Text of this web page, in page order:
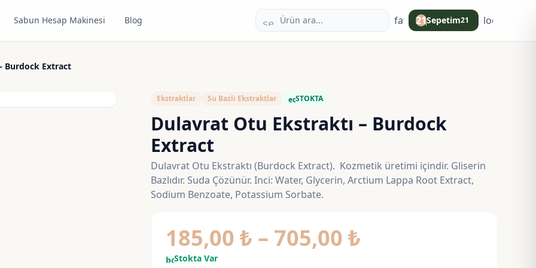
Sabun Hesap Makinesi Blog search favoriteshopping_bag
Sepetim21
21 login
Burdock Extract
Ekstraktlar Su Bazlı Ekstraktlar ecoSTOKTA
Dulavrat Otu Ekstraktı – Burdock
Extract
Dulavrat Otu Ekstraktı (Burdock Extract). Kozmetik üretimi içindir. Gliserin
Bazlıdır. Suda Çözünür. Inci: Water, Glycerin, Arctium Lappa Root Extract,
Sodium Benzoate, Potassium Sorbate.
185,00 ₺ – 705,00 ₺
boltStokta Var